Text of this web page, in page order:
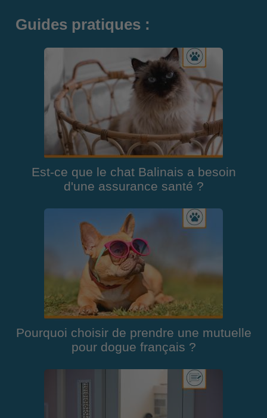
Guides pratiques :
Est-ce que le chat Balinais a besoin
d'une assurance santé ?
Pourquoi choisir de prendre une mutuelle
pour dogue français ?